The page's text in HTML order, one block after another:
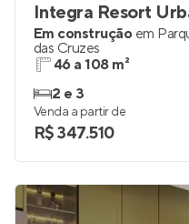
Integra Resort
Em construção em
das Cruzes
46 a 108 m²
2 e 3
Venda a partir de
R$ 347.510